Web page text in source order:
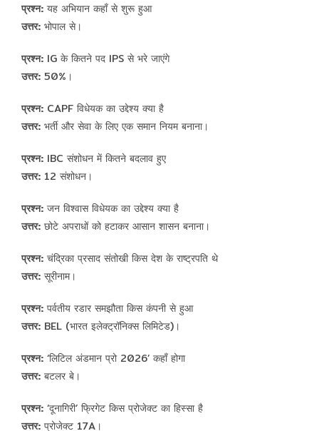
प्रश्न:यह अभियान कहाँ से शुरू हुआ
उत्तर:भोपाल से।
प्रश्न:IG के कितने पद IPS से भरे जाएंगे
उत्तर:50%।
प्रश्न:CAPF विधेयक का उद्देश्य क्या है
उत्तर:भर्ती और सेवा के लिए एक समान नियम बनाना।
प्रश्न:IBC संशोधन में कितने बदलाव हुए
उत्तर:12 संशोधन।
प्रश्न:जन विश्वास विधेयक का उद्देश्य क्या है
उत्तर:छोटे अपराधों को हटाकर आसान शासन बनाना।
प्रश्न:चंद्रिका प्रसाद संतोखी किस देश के राष्ट्रपति थे
उत्तर:सूरीनाम।
प्रश्न:पर्वतीय रडार समझौता किस कंपनी से हुआ
उत्तर:BEL (भारत इलेक्ट्रॉनिक्स लिमिटेड)।
प्रश्न:‘लिटिल अंडमान प्रो 2026’ कहाँ होगा
उत्तर:बटलर बे।
प्रश्न:‘दूनागिरी’ फ्रिगेट किस प्रोजेक्ट का हिस्सा है
उत्तर:प्रोजेक्ट 17A।